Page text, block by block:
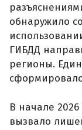
обнаружило
ГИБДД
регионы.
В начале
вызвало